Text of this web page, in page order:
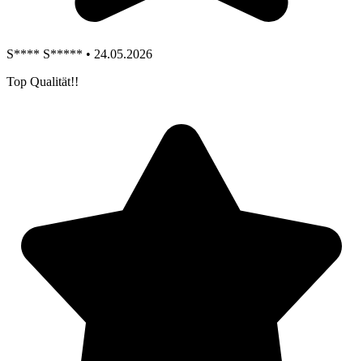
S**** S***** • 24.05.2026
Top Qualität!!